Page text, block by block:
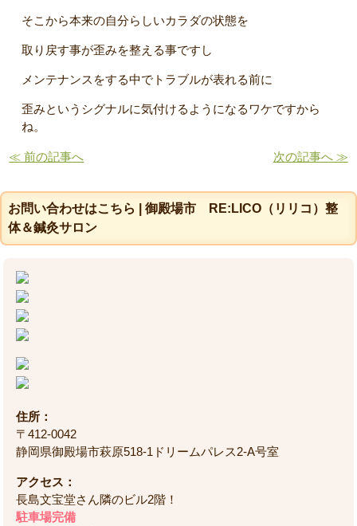
そこから本来の自分らしいカラダの状態を
取り戻す事が歪みを整える事ですし
メンテナンスをする中でトラブルが表れる前に
歪みというシグナルに気付けるようになるワケですから
ね。
≪ 前の記事へ 次の記事へ ≫
お問い合わせはこちら | 御殿場市 RE:LICO（リリコ）整
体＆鍼灸サロン
住所：
〒412-0042
静岡県御殿場市萩原518-1ドリームパレス2-A号室
アクセス：
長島文宝堂さん隣のビル2階！
駐車場完備